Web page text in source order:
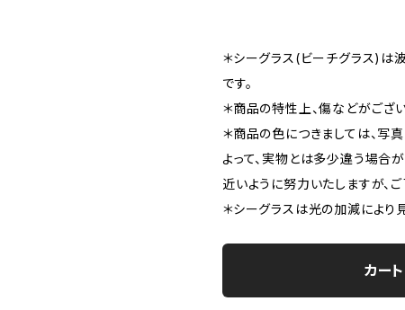
＊シーグラス(ビーチグラス)は
です。
＊商品の特性上、傷などがござ
＊商品の色につきましては、写
よって、実物とは多少違う場合
近いように努力いたしますが、ご
＊シーグラスは光の加減により
カー